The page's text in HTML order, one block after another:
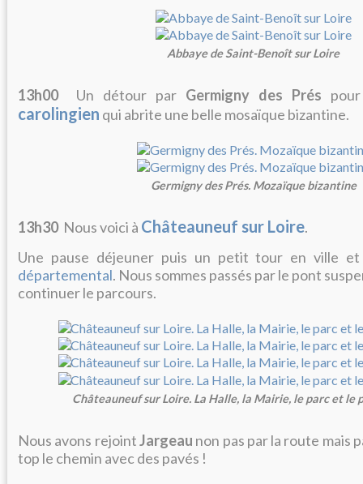
Abbaye de Saint-Benoît sur Loire
13h00Un détour par Germigny des Prés
carolingien qui abrite une belle mosaïque bizantine.
Germigny des Prés. Mozaïque bizantine
13h30Nous voici à Châteauneuf sur Loire.
Une pause déjeuner puis un petit tour en ville
départemental. Nous sommes passés par le pont
continuer le parcours.
Châteauneuf sur Loire. La Halle, la Mairie, le parc et le
Nous avons rejointJargeau non pas par la route mais
top le chemin avec des pavés !